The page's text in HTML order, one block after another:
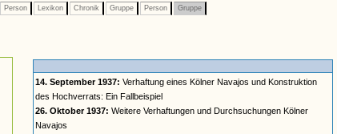
Person Lexikon Chronik Gruppe Person Gruppe
14. September 1937: Verhaftung eines Kölner Navajos und Konstruktion
des Hochverrats: Ein Fallbeispiel
26. Oktober 1937: Weitere Verhaftungen und Durchsuchungen Kölner
Navajos